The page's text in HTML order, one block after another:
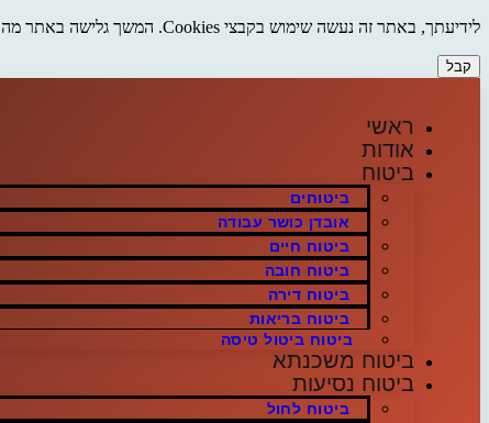
לידיעתך, באתר זה נעשה שימוש בקבצי Cookies. המשך גלישה באתר מהווה הסכמה לשימוש זה. למידע נוסף על
קבל
ראשי
אודות
ביטוח
ביטוחים
אובדן כושר עבודה
ביטוח חיים
ביטוח חובה
ביטוח דירה
ביטוח בריאות
ביטוח ביטול טיסה
ביטוח משכנתא
ביטוח נסיעות
ביטוח לחול